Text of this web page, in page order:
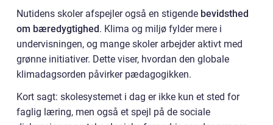
Nutidens skoler afspejler også en stigende bevidsthed
om bæredygtighed. Klima og miljø fylder mere i
undervisningen, og mange skoler arbejder aktivt med
grønne initiativer. Dette viser, hvordan den globale
klimadagsorden påvirker pædagogikken.
Kort sagt: skolesystemet i dag er ikke kun et sted for
faglig læring, men også et spejl på de sociale